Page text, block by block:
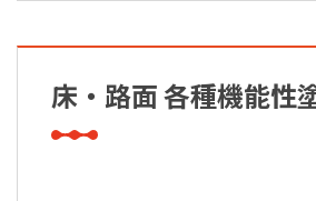
床・路面 各種機能性